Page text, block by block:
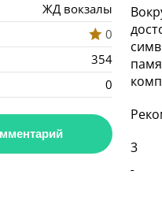
ЖД вокзалы
0
354
0
3